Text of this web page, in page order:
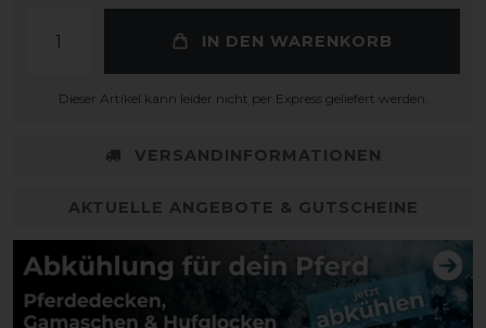
IN DEN WARENKORB
Dieser Artikel kann leider nicht per Express geliefert werden.
VERSANDINFORMATIONEN
AKTUELLE ANGEBOTE & GUTSCHEINE